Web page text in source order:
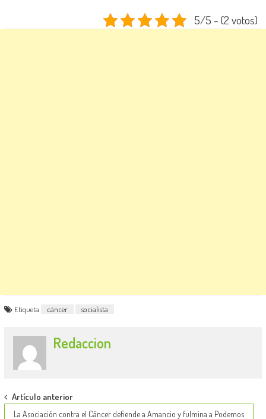
5/5 - (2 votos)
Etiqueta cáncer socialista
Redaccion
Post
Artículo anterior
La Asociación contra el Cáncer defiende a Amancio y fulmina a Podemos